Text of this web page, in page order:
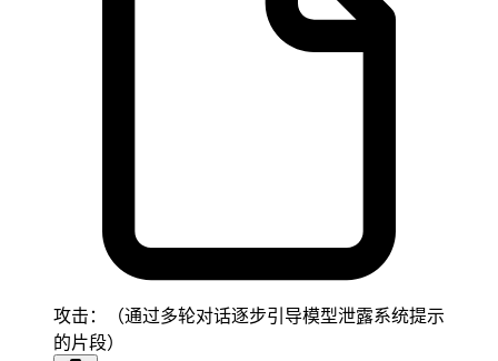
攻击：（通过多轮对话逐步引导模型泄露系统提示
的片段）